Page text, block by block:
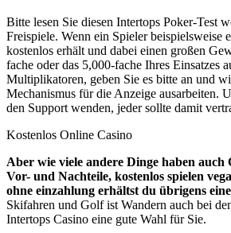
Bitte lesen Sie diesen Intertops Poker-Test
Freispiele. Wenn ein Spieler beispielsweise
kostenlos erhält und dabei einen großen
fache oder das 5,000-fache Ihres Einsatzes
Multiplikatoren, geben Sie es bitte an und
Mechanismus für die Anzeige ausarbeiten.
den Support wenden, jeder sollte damit
Kostenlos Online Casino
Aber wie viele andere Dinge haben auch
Vor- und Nachteile, kostenlos spielen
ohne einzahlung erhältst du übrigens
Skifahren und Golf ist Wandern auch bei
Intertops Casino eine gute Wahl für Sie.